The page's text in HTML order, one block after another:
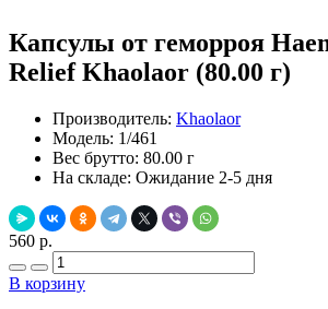
Капсулы от геморроя
Relief Khaolaor (80.00 г)
Производитель: Khaolaor
Модель: 1/461
Вес брутто: 80.00 г
На складе: Ожидание 2-5 дня
560 р.
В корзину